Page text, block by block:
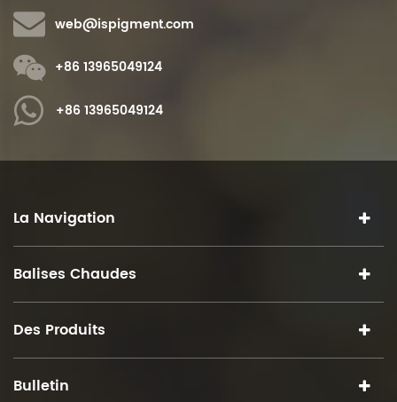
web@ispigment.com
+86 13965049124
+86 13965049124
La Navigation
Balises Chaudes
Des Produits
Bulletin